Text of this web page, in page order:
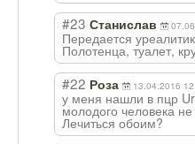
#23 Станислав
Передается
Полотенца, туалет,
#22 Роза 13.04.2016
у меня нашли в пцр
молодого человека
Лечиться обоим?